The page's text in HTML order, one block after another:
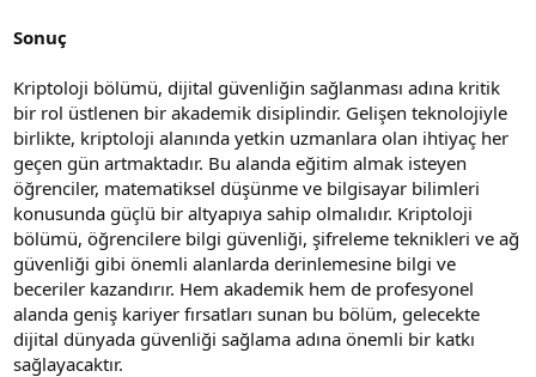
Sonuç
Kriptoloji bölümü, dijital güvenliğin sağlanması adına kritik
bir rol üstlenen bir akademik disiplindir. Gelişen teknolojiyle
birlikte, kriptoloji alanında yetkin uzmanlara olan ihtiyaç her
geçen gün artmaktadır. Bu alanda eğitim almak isteyen
öğrenciler, matematiksel düşünme ve bilgisayar bilimleri
konusunda güçlü bir altyapıya sahip olmalıdır. Kriptoloji
bölümü, öğrencilere bilgi güvenliği, şifreleme teknikleri ve ağ
güvenliği gibi önemli alanlarda derinlemesine bilgi ve
beceriler kazandırır. Hem akademik hem de profesyonel
alanda geniş kariyer fırsatları sunan bu bölüm, gelecekte
dijital dünyada güvenliği sağlama adına önemli bir katkı
sağlayacaktır.